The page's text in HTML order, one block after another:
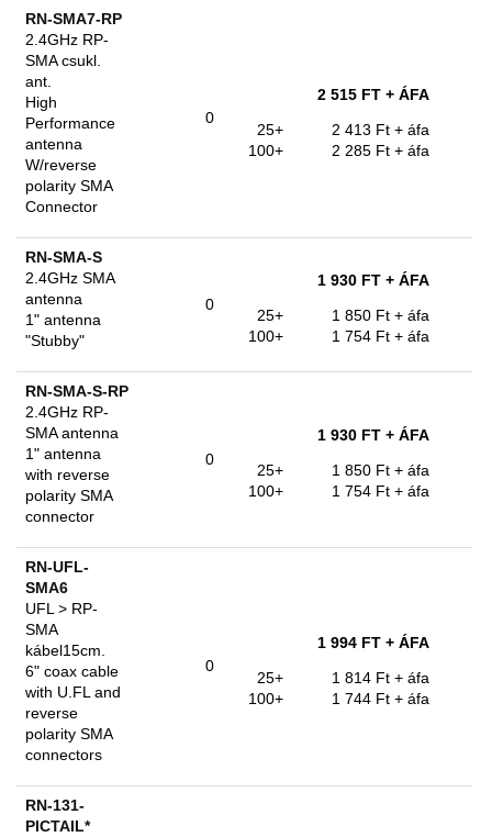
RN-SMA7-RP
2.4GHz RP-
SMA csukl.
ant.
High
Performance
antenna
W/reverse
polarity SMA
Connector
0
2 515 FT + ÁFA
25+
2 413 Ft + áfa
100+
2 285 Ft + áfa
RN-SMA-S
2.4GHz SMA
antenna
1" antenna
"Stubby"
0
1 930 FT + ÁFA
25+
1 850 Ft + áfa
100+
1 754 Ft + áfa
RN-SMA-S-RP
2.4GHz RP-
SMA antenna
1" antenna
with reverse
polarity SMA
connector
0
1 930 FT + ÁFA
25+
1 850 Ft + áfa
100+
1 754 Ft + áfa
RN-UFL-
SMA6
UFL > RP-
SMA
kábel15cm.
6" coax cable
with U.FL and
reverse
polarity SMA
connectors
0
1 994 FT + ÁFA
25+
1 814 Ft + áfa
100+
1 744 Ft + áfa
RN-131-
PICTAIL*